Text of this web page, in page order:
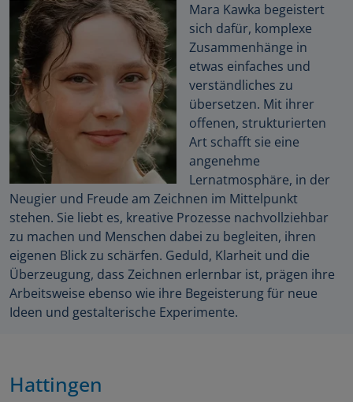
Mara Kawka begeistert
sich dafür, komplexe
Zusammenhänge in
etwas einfaches und
verständliches zu
übersetzen. Mit ihrer
offenen, strukturierten
Art schafft sie eine
angenehme
Lernatmosphäre, in der
Neugier und Freude am Zeichnen im Mittelpunkt
stehen. Sie liebt es, kreative Prozesse nachvollziehbar
zu machen und Menschen dabei zu begleiten, ihren
eigenen Blick zu schärfen. Geduld, Klarheit und die
Überzeugung, dass Zeichnen erlernbar ist, prägen ihre
Arbeitsweise ebenso wie ihre Begeisterung für neue
Ideen und gestalterische Experimente.
Hattingen